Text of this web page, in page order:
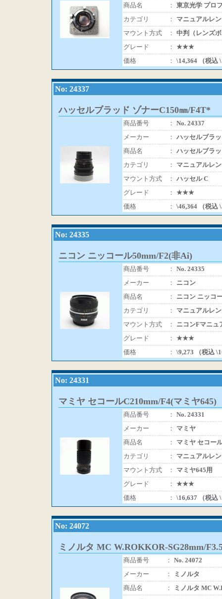
商品名
： 東京光学 プロ
カテゴリ
：
マニュアルレ
マウント方式
： 中判（レンズ
グレード
： ★★★
価格
： \14,364 （税込
No: 24337
ハッセルブラッド ゾナーC150㎜/F4T*
商品番号 ： No. 24337
メーカー
： ハッセルブラ
商品名
： ハッセルブラ
カテゴリ
：
マニュアルレ
マウント方式
： ハッセル C
グレード
： ★★★
価格
： \46,364 （税込
No: 24335
ニコン ニッコール50mm/F2(非Ai)
商品番号 ： No. 24335
メーカー
：
ニコン
商品名
：
ニコン ニッコ
カテゴリ
：
マニュアルレ
マウント方式
：
ニコンFマニュ
グレード
： ★★★
価格
： \9,273 （税込
No: 24331
マミヤ セコールC210mm/F4(マミヤ645)
商品番号 ： No. 24331
メーカー
：
マミヤ
商品名
：
マミヤ セコー
カテゴリ
：
マニュアルレ
マウント方式
：
マミヤ645用
グレード
： ★★★
価格
： \16,637 （税込
No: 24072
ミノルタ MC W.ROKKOR-SG28mm/
商品番号 ： No. 24072
メーカー
：
ミノルタ
商品名
：
ミノルタ MC